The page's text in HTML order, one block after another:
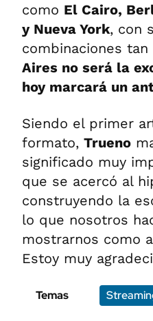
como El Cairo,
y Nueva York, con
combinaciones
Aires no será la
hoy marcará un
Siendo el primer
formato, Trueno
significado muy
que se acercó al
construyendo la
lo que nosotros
mostrarnos como
Estoy muy
Temas